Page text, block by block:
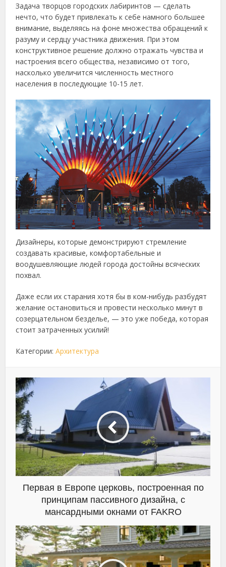
Задача творцов городских лабиринтов — сделать
нечто, что будет привлекать к себе намного большее
внимание, выделяясь на фоне множества обращений к
разуму и сердцу участника движения. При этом
конструктивное решение должно отражать чувства и
настроения всего общества, независимо от того,
насколько увеличится численность местного
населения в последующие 10-15 лет.
Дизайнеры, которые демонстрируют стремление
создавать красивые, комфортабельные и
воодушевляющие людей города достойны всяческих
похвал.
Даже если их старания хотя бы в ком-нибудь разбудят
желание остановиться и провести несколько минут в
созерцательном безделье, — это уже победа, которая
стоит затраченных усилий!
Категории:Архитектура
Первая в Европе церковь, построенная по
принципам пассивного дизайна, с
мансардными окнами от FAKRO